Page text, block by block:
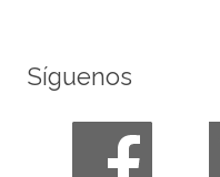
Síguenos